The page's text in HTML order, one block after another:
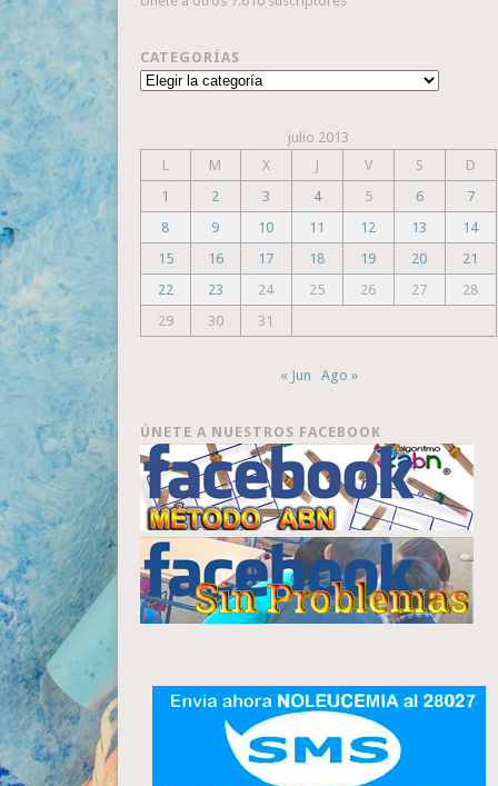
CATEGORÍAS
Categorías
julio 2013
L
M X J V S
D
1
2 3 4 5 6
7
8
9 10 11 12 13
14
15
16 17 18 19 20
21
22
23 24 25 26 27
28
29
30 31
« Jun Ago »
ÚNETE A NUESTROS FACEBOOK